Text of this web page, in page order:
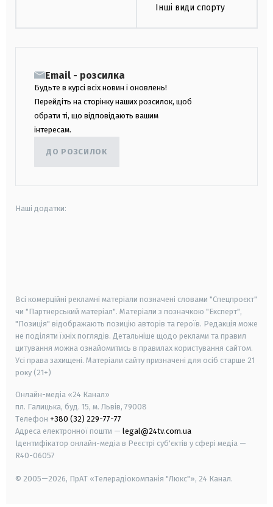
Інші види спорту
Email - розсилка
Будьте в курсі всіх новин і оновлень!
Перейдіть на сторінку наших розсилок, щоб
обрати ті, що відповідають вашим
інтересам.
ДО РОЗСИЛОК
Наші додатки:
Всі комерційні рекламні матеріали позначені словами "Спецпроєкт"
чи "Партнерський матеріал". Матеріали з позначкою "Експерт",
"Позиція" відображають позицію авторів та героїв. Редакція може
не поділяти їхніх поглядів. Детальніше щодо реклами та правил
цитування можна ознайомитись в правилах користування сайтом.
Усі права захищені. Матеріали сайту призначені для осіб старше 21
року (21+)
Онлайн-медіа «24 Канал»
пл. Галицька, буд. 15, м. Львів, 79008
Телефон +380 (32) 229-77-77
Адреса електронної пошти — legal@24tv.com.ua
Ідентифікатор онлайн-медіа в Реєстрі суб'єктів у сфері медіа —
R40-06057
© 2005—2026, ПрАТ «Телерадіокомпанія "Люкс"», 24 Канал.